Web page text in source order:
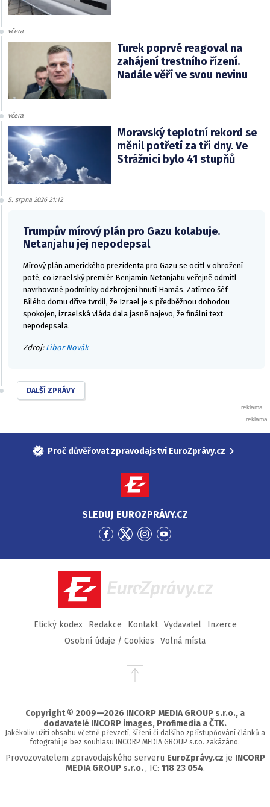
včera
Turek poprvé reagoval na
zahájení trestního řízení.
Nadále věří ve svou nevinu
včera
Moravský teplotní rekord se
měnil potřetí za tři dny. Ve
Strážnici bylo 41 stupňů
5. srpna 2026 21:12
Trumpův mírový plán pro Gazu kolabuje.
Netanjahu jej nepodepsal
Mírový plán amerického prezidenta pro Gazu se ocitl v ohrožení
poté, co izraelský premiér Benjamin Netanjahu veřejně odmítl
navrhované podmínky odzbrojení hnutí Hamás. Zatímco šéf
Bílého domu dříve tvrdil, že Izrael je s předběžnou dohodou
spokojen, izraelská vláda dala jasně najevo, že finální text
nepodepsala.
Zdroj: Libor Novák
DALŠÍ ZPRÁVY
Proč důvěřovat zpravodajství EuroZprávy.cz
SLEDUJ EUROZPRÁVY.CZ
Přejít
Facebook
Přejít
Twitter
Přejít
Instagram
Přejít
YouTube
EuroZprávy.cz
Etický kodex Redakce Kontakt Vydavatel
Inzerce
Osobní údaje / Cookies
Volná místa
Přejít
stránky
Copyright © 2009—2026 INCORP MEDIA GROUP s.r.o., a
dodavatelé INCORP images, Profimedia a ČTK.
Jakékoliv užití obsahu včetně převzetí, šíření či dalšího zpřístupňování článků a
fotografií je bez souhlasu INCORP MEDIA GROUP s.r.o. zakázáno.
Provozovatelem zpravodajského serveru EuroZprávy.cz je INCORP
MEDIA GROUP s.r.o. , IC: 118 23 054.